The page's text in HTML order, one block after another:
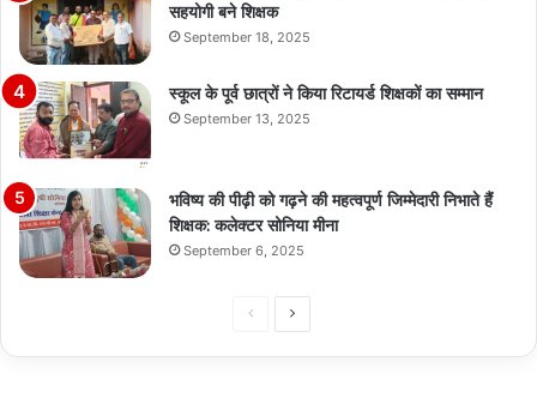
सहयोगी बने शिक्षक
September 18, 2025
स्कूल के पूर्व छात्रों ने किया रिटायर्ड शिक्षकों का सम्मान
September 13, 2025
भविष्य की पीढ़ी को गढ़ने की महत्वपूर्ण जिम्मेदारी निभाते हैं
शिक्षक: कलेक्टर सोनिया मीना
September 6, 2025
PreviousNext